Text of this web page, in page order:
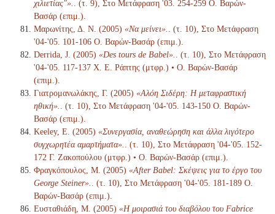
χιλιετίας"».
. (τ. 9), Στο Μετάφραση '03. 254-259 Ο. Βαρών-
Βασάρ (επιμ.).
Μαρωνίτης, Δ. Ν. (2005) «Να μείνει».
. (τ. 10), Στο Μετάφραση
'04-'05. 101-106 Ο. Βαρών-Βασάρ (επιμ.).
Derrida, J. (2005) «Des tours de Babel».
. (τ. 10), Στο Μετάφραση
'04-'05. 117-137 Χ. Ε. Ράπτης (μτφρ.) • Ο. Βαρών-Βασάρ
(επιμ.).
Γιατρομανωλάκης, Γ. (2005) «Αλόη Σιδέρη: Η μεταφραστική
ηθική».
. (τ. 10), Στο Μετάφραση '04-'05. 143-150 Ο. Βαρών-
Βασάρ (επιμ.).
Keeley, E. (2005) «Συνεργασία, αναθεώρηση και άλλα λιγότερο
συγχωρητέα αμαρτήματα».
. (τ. 10), Στο Μετάφραση '04-'05. 152-
172 Γ. Ζακοπούλου (μτφρ.) • Ο. Βαρών-Βασάρ (επιμ.).
Φραγκόπουλος, Μ. (2005) «After Babel: Σκέψεις για το έργο του
George Steiner».
. (τ. 10), Στο Μετάφραση '04-'05. 181-189 Ο.
Βαρών-Βασάρ (επιμ.).
Ευσταθιάδη, Μ. (2005) «Η μοιρασιά του διαβόλου του Fabrice